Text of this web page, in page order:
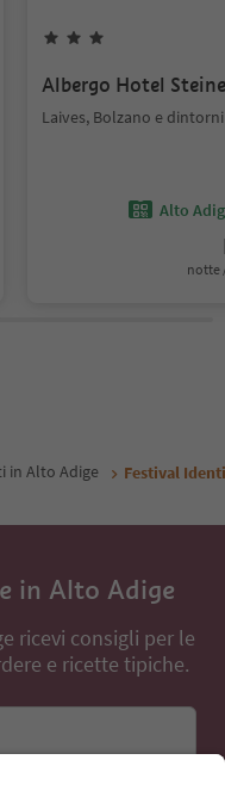
Albergo Hotel
Laives, Bolzano e dintorni
Alto
notte
in Alto Adige Festival
in Alto Adige
ricevi consigli per le
e ricette tipiche.